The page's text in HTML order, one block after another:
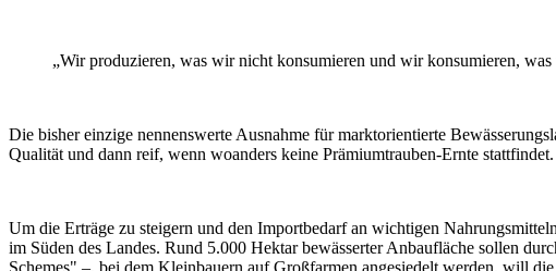
„Wir produzieren, was wir nicht konsumieren und wir konsumieren,
Die bisher einzige nennenswerte Ausnahme für marktorientierte
Qualität und dann reif, wenn woanders keine Prämiumtrauben-Ernte
Um die Erträge zu steigern und den Importbedarf an wichtigen
im Süden des Landes. Rund 5.000 Hektar bewässerter Anbaufläche sollen